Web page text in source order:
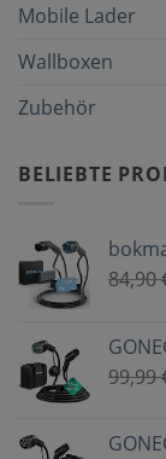
Mobile Lader
Wallboxen
Zubehör
BELIEBTE
84,90
99,99